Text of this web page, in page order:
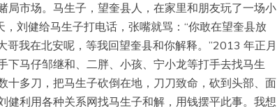
局市场。马生子，望奎县人，在家里和朋友玩了一场小
刘健给马生子打电话，张嘴就骂：“你敢在望奎县放
哥我在北安呢，等我回望奎县和你解释。”2013 年正月
下马仔邹继和、二胖、小孩、宁小龙等打手去找马生
十多刀，把马生子砍倒在地，刀刀致命，砍到头部、面
健利用各种关系网找马生子和解，用钱摆平此事。我想